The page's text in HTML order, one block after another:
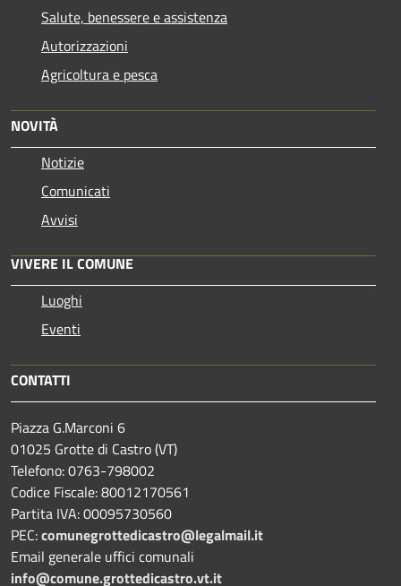
Salute, benessere e assistenza
Autorizzazioni
Agricoltura e pesca
NOVITÀ
Notizie
Comunicati
Avvisi
VIVERE IL COMUNE
Luoghi
Eventi
CONTATTI
Piazza G.Marconi 6
01025 Grotte di Castro (VT)
Telefono: 0763-798002
Codice Fiscale: 80012170561
Partita IVA: 00095730560
PEC:comunegrottedicastro@legalmail.it
Email generale uffici comunali
info@comune.grottedicastro.vt.it